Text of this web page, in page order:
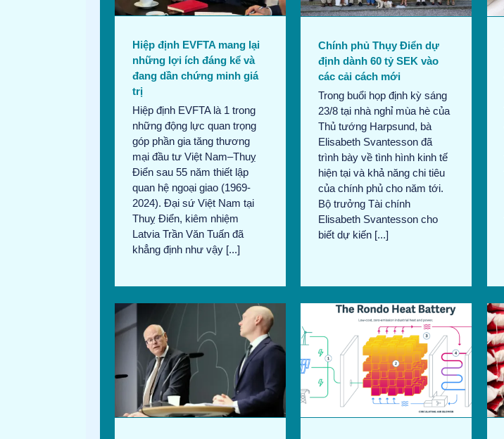
Hiệp định EVFTA mang lại
những lợi ích đáng kể và
đang dần chứng minh giá
trị
Hiệp định EVFTA là 1 trong
những động lực quan trọng
góp phần gia tăng thương
mại đầu tư Việt Nam–Thuỵ
Điển sau 55 năm thiết lập
quan hệ ngoại giao (1969-
2024). Đại sứ Việt Nam tại
Thuỵ Điển, kiêm nhiệm
Latvia Trần Văn Tuấn đã
khẳng định như vậy [...]
thương mại
Chính phủ Thụy Điển dự
định dành 60 tỷ SEK vào
các cải cách mới
Trong buổi họp định kỳ sáng
23/8 tại nhà nghỉ mùa hè của
Thủ tướng Harpsund, bà
Elisabeth Svantesson đã
trình bày về tình hình kinh tế
hiện tại và khả năng chi tiêu
của chính phủ cho năm tới.
Bộ trưởng Tài chính
Elisabeth Svantesson cho
biết dự kiến [...]
thương mại
H&M hợp tác với Rondo
Energy để cách mạng hóa
tính bền vững của dệt may
Bản tin tháng 8/2024 Tin
thương mại
Vietnam International
Sourcing: Tăng cường kết
nối doanh nghiệp
Bản tin tháng 8/2024 Tin
thương mại